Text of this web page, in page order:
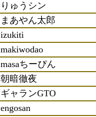
りゅうシン
まあやん太郎
izukiti
makiwodao
masaちーぴん
朝暗徹夜
ギャランGTO
engosan